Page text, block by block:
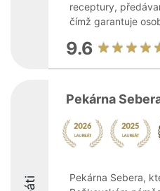
receptury,
čímž garantuje
9.6
Pekárna
Pekárna Sebera,